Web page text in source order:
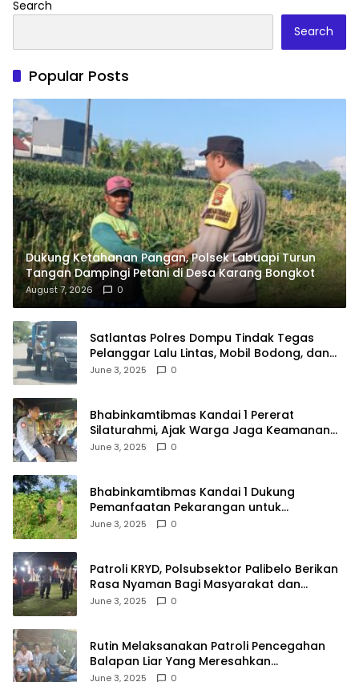
Search
Search
Popular Posts
Dukung Ketahanan Pangan, Polsek Labuapi Turun
Tangan Dampingi Petani di Desa Karang Bongkot
August 7, 2026 0
Satlantas Polres Dompu Tindak Tegas
Pelanggar Lalu Lintas, Mobil Bodong, dan
Kendaraan Tak Bayar Pajak
June 3, 2025 0
Bhabinkamtibmas Kandai 1 Pererat
Silaturahmi, Ajak Warga Jaga Keamanan
Lingkungan
June 3, 2025 0
Bhabinkamtibmas Kandai 1 Dukung
Pemanfaatan Pekarangan untuk
Ketahanan Pangan Menuju Indonesia Emas
June 3, 2025 0
Patroli KRYD, Polsubsektor Palibelo Berikan
Rasa Nyaman Bagi Masyarakat dan
Antisipasi Aksi Menjurus Premanisme
June 3, 2025 0
Rutin Melaksanakan Patroli Pencegahan
Balapan Liar Yang Meresahkan
Masyarakat, Polsek Soromandi
June 3, 2025 0